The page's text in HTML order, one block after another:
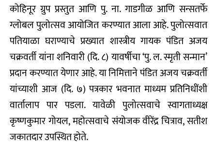
कोहिनूर ग्रुप प्रस्तुत आणि पु. ना. गाडगीळ आणि सन्सतर्फे
ग्लोबल पुलोत्सव आयोजित करण्यात आला आहे. पुलोत्सवात
पतियाळा घराण्याचे प्रख्यात शास्त्रीय गायक पंडित अजय
चक्रवर्ती यांना शनिवारी (दि. ८) यावर्षीचा ‌‘पु. ल. स्मृती सन्मान‌’
प्रदान करण्यात येणार आहे. या निमित्ताने पंडित अजय चक्रवर्ती
यांच्याशी आज (दि. ७) पत्रकार भवनात माध्यम प्रतिनिधींशी
वार्तालाप पार पडला. यावेळी पुलोत्सवाचे स्वागताध्यक्ष
कृष्णकुमार गोयल, महोत्सवाचे संयोजक वीरेंद्र चित्राव, सतीश
जकातदार उपस्थित होते.